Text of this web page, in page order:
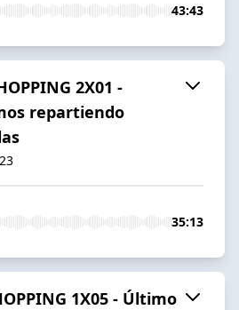
43:43
2X01 -
repartiendo
35:13
1X05 - Último